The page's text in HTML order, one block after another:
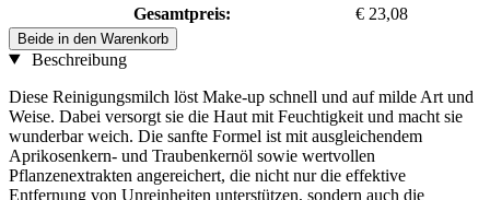
Gesamtpreis:
€ 23,08
Beide in den Warenkorb
Beschreibung
Diese Reinigungsmilch löst Make-up schnell und auf milde Art und
Weise. Dabei versorgt sie die Haut mit Feuchtigkeit und macht sie
wunderbar weich. Die sanfte Formel ist mit ausgleichendem
Aprikosenkern- und Traubenkernöl sowie wertvollen
Pflanzenextrakten angereichert, die nicht nur die effektive
Entfernung von Unreinheiten unterstützen, sondern auch die